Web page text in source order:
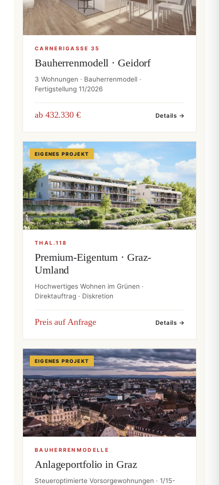
CARNERIGASSE 35
Bauherrenmodell · Geidorf
3 Wohnungen · Bauherrenmodell ·
Fertigstellung 11/2026
ab 432.330 € Details →
EIGENES PROJEKT
THAL.118
Premium-Eigentum · Graz-
Umland
Hochwertiges Wohnen im Grünen ·
Direktauftrag · Diskretion
Preis auf Anfrage Details →
EIGENES PROJEKT
BAUHERRENMODELLE
Anlageportfolio in Graz
Steueroptimierte Vorsorgewohnungen · 1/15-